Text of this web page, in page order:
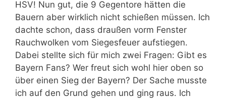
HSV! Nun gut, die 9 Gegentore hätten die
Bauern aber wirklich nicht schießen müssen. Ich
dachte schon, dass draußen vorm Fenster
Rauchwolken vom Siegesfeuer aufstiegen.
Dabei stellte sich für mich zwei Fragen: Gibt es
Bayern Fans? Wer freut sich wohl hier oben so
über einen Sieg der Bayern? Der Sache musste
ich auf den Grund gehen und ging raus. Ich